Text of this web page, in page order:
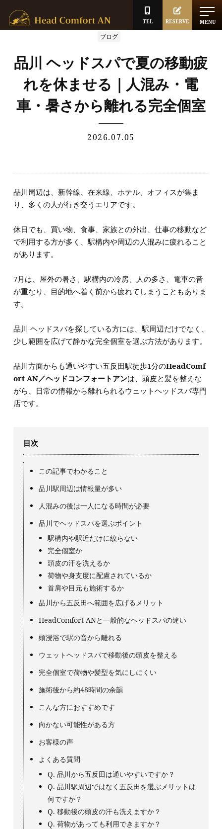
MENU
RESERVE
TEL
ブログ
品川 ヘッドスパで夏の移動疲
れを休ませる｜人混み・電
車・暑さから離れる完全個室
2026.07.05
品川周辺は、新幹線、在来線、ホテル、オフィスが集ま
り、多くの人が行き交うエリアです。
休日でも、買い物、食事、家族との外出、仕事の移動など
で利用する方が多く、駅構内や周辺の人混みに疲れること
があります。
7月は、屋外の暑さ、駅構内の冷房、人の多さ、電車の音
が重なり、目的地へ着く前から疲れてしまうこともありま
す。
品川 ヘッドスパを探している方には、駅周辺だけでなく、
少し範囲を広げて静かな完全個室を選ぶ方法があります。
品川方面からも通いやすい五反田駅徒歩1分のHeadComf
ort AN／ヘッドコンフォートアンは、頭皮と髪を整えな
がら、日常の情報から離れられるウェットヘッドスパ専門
店です。
目次
この記事でわかること
品川駅周辺は情報量が多い
人混みの後は一人になる時間が必要
品川でヘッドスパを選ぶポイント
駅構内や駅近だけに絞らない
完全個室か
頭皮の汗を洗えるか
荷物や身支度に配慮されているか
首肩や目元も施術するか
品川から五反田へ範囲を広げるメリット
HeadComfort ANと一般的なヘッドスパの違い
頭浸浴で駅の音から離れる
ウェットヘッドスパで移動後の頭皮を整える
完全個室で荷物や髪型を気にしにくい
施術後から約48時間の余韻
こんな方におすすめです
向かない可能性がある方
お客様の声
よくある質問
Q. 品川から五反田は通いやすいですか？
Q. 品川駅周辺ではなく五反田を選ぶメリットは
何ですか？
Q. 移動後の頭皮の汗も洗えますか？
Q. 荷物があっても利用できますか？